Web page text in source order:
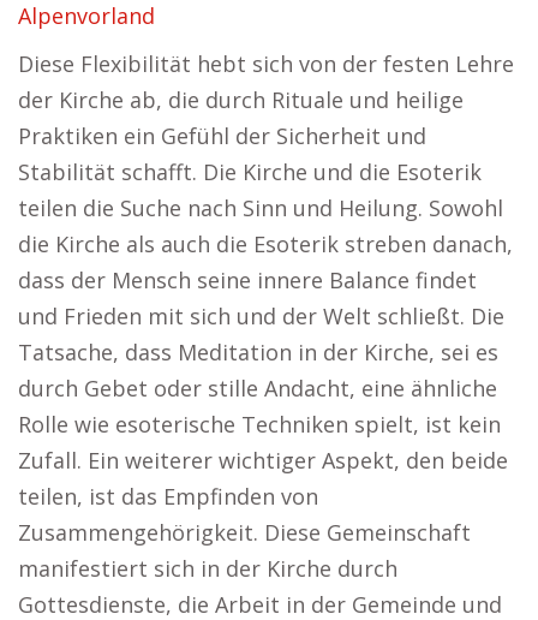
Alpenvorland
Diese Flexibilität hebt sich von der festen Lehre
der Kirche ab, die durch Rituale und heilige
Praktiken ein Gefühl der Sicherheit und
Stabilität schafft. Die Kirche und die Esoterik
teilen die Suche nach Sinn und Heilung. Sowohl
die Kirche als auch die Esoterik streben danach,
dass der Mensch seine innere Balance findet
und Frieden mit sich und der Welt schließt. Die
Tatsache, dass Meditation in der Kirche, sei es
durch Gebet oder stille Andacht, eine ähnliche
Rolle wie esoterische Techniken spielt, ist kein
Zufall. Ein weiterer wichtiger Aspekt, den beide
teilen, ist das Empfinden von
Zusammengehörigkeit. Diese Gemeinschaft
manifestiert sich in der Kirche durch
Gottesdienste, die Arbeit in der Gemeinde und